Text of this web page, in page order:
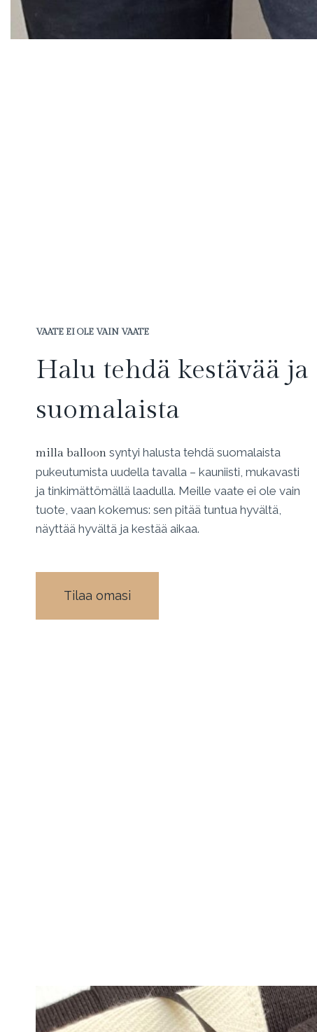
VAATE EI OLE VAIN VAATE
Halu tehdä kestävää ja
suomalaista
milla balloon syntyi halusta tehdä suomalaista
pukeutumista uudella tavalla – kauniisti, mukavasti
ja tinkimättömällä laadulla. Meille vaate ei ole vain
tuote, vaan kokemus: sen pitää tuntua hyvältä,
näyttää hyvältä ja kestää aikaa.
Tilaa omasi